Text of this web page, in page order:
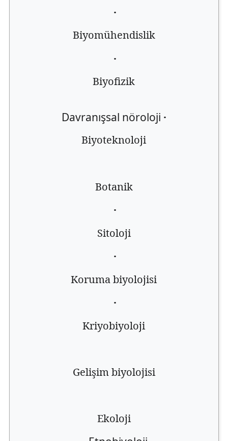
·
Biyomühendislik
·
Biyofizik
Davranışsal nöroloji ·
Biyoteknoloji
Botanik
·
Sitoloji
·
Koruma biyolojisi
·
Kriyobiyoloji
Gelişim biyolojisi
Ekoloji